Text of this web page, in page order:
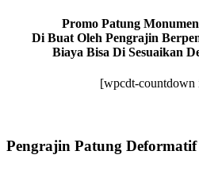
Promo Patung
Di Buat Oleh Pengrajin
Biaya Bisa Di Sesuaikan
[wpcdt-countdown
Pengrajin Patung